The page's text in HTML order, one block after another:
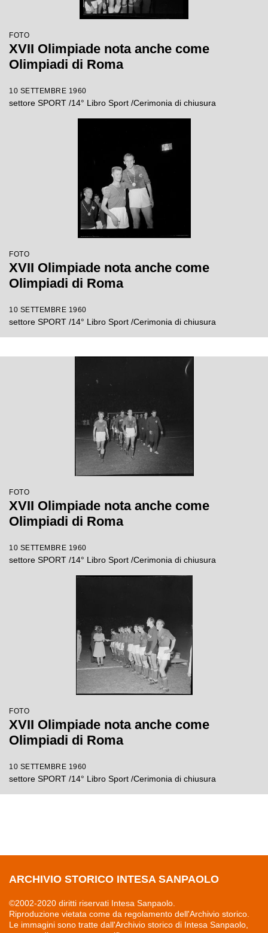
FOTO
XVII Olimpiade nota anche come
Olimpiadi di Roma
10 SETTEMBRE 1960
settore SPORT /14° Libro Sport /Cerimonia di chiusura
FOTO
XVII Olimpiade nota anche come
Olimpiadi di Roma
10 SETTEMBRE 1960
settore SPORT /14° Libro Sport /Cerimonia di chiusura
FOTO
XVII Olimpiade nota anche come
Olimpiadi di Roma
10 SETTEMBRE 1960
settore SPORT /14° Libro Sport /Cerimonia di chiusura
FOTO
XVII Olimpiade nota anche come
Olimpiadi di Roma
10 SETTEMBRE 1960
settore SPORT /14° Libro Sport /Cerimonia di chiusura
ARCHIVIO STORICO INTESA SANPAOLO
©2002-2020 diritti riservati Intesa Sanpaolo.
Riproduzione vietata come da regolamento dell'Archivio storico.
Le immagini sono tratte dall'Archivio storico di Intesa Sanpaolo,